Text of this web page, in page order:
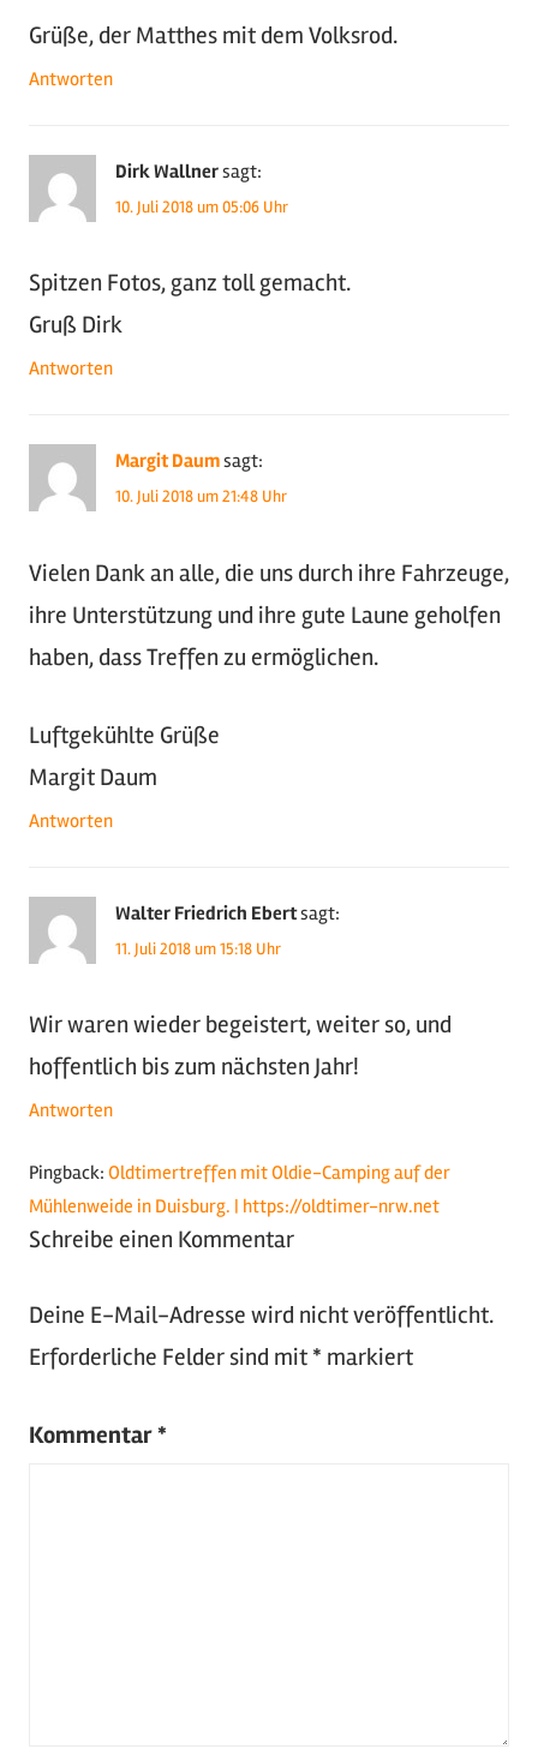
Grüße, der Matthes mit dem Volksrod.
Antworten
Dirk Wallnersagt:
10. Juli 2018 um 05:06 Uhr
Spitzen Fotos, ganz toll gemacht.
Gruß Dirk
Antworten
Margit Daumsagt:
10. Juli 2018 um 21:48 Uhr
Vielen Dank an alle, die uns durch ihre Fahrzeuge,
ihre Unterstützung und ihre gute Laune geholfen
haben, dass Treffen zu ermöglichen.
Luftgekühlte Grüße
Margit Daum
Antworten
Walter Friedrich Ebertsagt:
11. Juli 2018 um 15:18 Uhr
Wir waren wieder begeistert, weiter so, und
hoffentlich bis zum nächsten Jahr!
Antworten
Pingback: Oldtimertreffen mit Oldie-Camping auf der
Mühlenweide in Duisburg. | https://oldtimer-nrw.net
Schreibe einen Kommentar
Deine E-Mail-Adresse wird nicht veröffentlicht.
Erforderliche Felder sind mit * markiert
Kommentar *